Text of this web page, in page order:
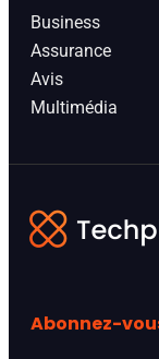
Business
Assurance
Avis
Multimédia
Abonnez-